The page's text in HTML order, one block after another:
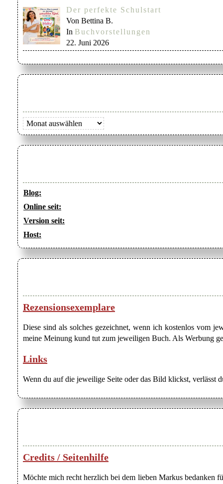
Der perfekte Schulstart
Von Bettina B.
In Buchvorstellungen
22. Juni 2026
Archiv
Blog:
Online seit:
Version seit:
Host:
Rezensionsexemplare
Diese sind als solches gezeichnet, wenn ich kostenlos vom
meine Meinung kund tut zum jeweiligen Buch. Als Werbung
Links
Wenn du auf die jeweilige Seite oder das Bild klickst, verlässt
Credits / Seitenhilfe
Möchte mich recht herzlich bei dem lieben Markus bedanken